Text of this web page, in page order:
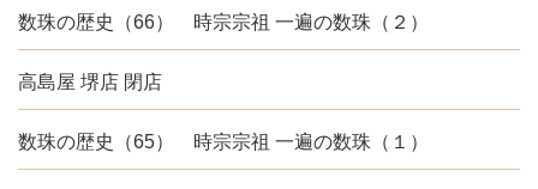
数珠の歴史（66） 時宗宗祖 一遍の数珠（２）
高島屋 堺店 閉店
数珠の歴史（65） 時宗宗祖 一遍の数珠（１）